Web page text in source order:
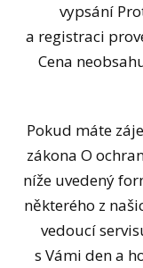
vypsání
a registraci
Cena
Pokud máte
zákona O
níže uvedený
některého z
vedoucí
s Vámi den a